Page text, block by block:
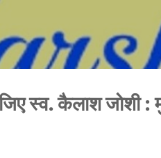
स्व. कैलाश जोशी :